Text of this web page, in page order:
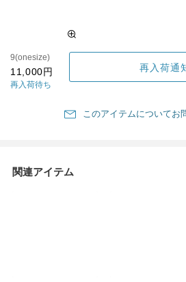
9(onesize)
11,000円
再入荷待ち
再入荷通
このアイテムについてお
関連アイテム